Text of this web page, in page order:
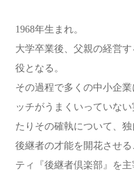
1968年生まれ。
大学卒業後、父親の経営
役となる。
その過程で多くの中小企
ッチがうまくいっていな
たりその確執について、独
後継者の才能を開花させ
ティ『後継者倶楽部』を主